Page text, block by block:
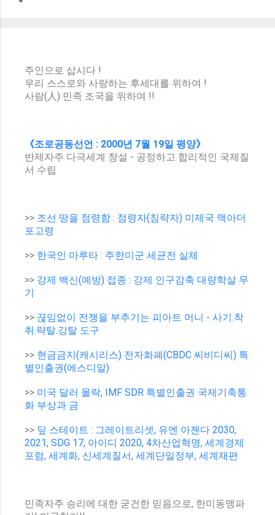
주인으로 삽시다 !
우리 스스로와 사랑하는 후세대를 위하여 !
사람(人) 민족 조국을 위하여 !!
《조로공동선언 : 2000년 7월 19일 평양》
반제자주 다극세계 창설 - 공정하고 합리적인 국제질
서 수립
>> 조선 땅을 점령함 : 점령자(침략자) 미제국 맥아더
포고령
>> 한국인 마루타 : 주한미군 세균전 실체
>> 강제 백신(예방) 접종 : 강제 인구감축 대량학살 무
기
>> 끊임없이 전쟁을 부추기는 피아트 머니 - 사기.착
취.략탈.강탈 도구
>> 현금금지(캐시리스) 전자화폐(CBDC 씨비디씨) 특
별인출권(에스디알)
>> 미국 달러 몰락, IMF SDR 특별인출권 국제기축통
화 부상과 금
>> 딮 스테이트 : 그레이트리셋, 유엔 아젠다 2030,
2021, SDG 17, 아이디 2020, 4차산업혁명, 세계경제
포럼, 세계화, 신세계질서, 세계단일정부, 세계재편
민족자주 승리에 대한 굳건한 믿음으로, 한미동맹파